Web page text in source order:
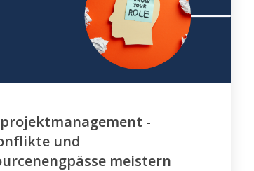
-
und
meistern